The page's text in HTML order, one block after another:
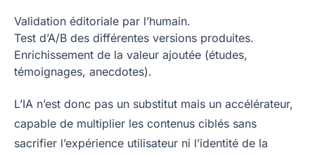
Validation éditoriale par l’humain.
Test d’A/B des différentes versions produites.
Enrichissement de la valeur ajoutée (études,
témoignages, anecdotes).
L’IA n’est donc pas un substitut mais un accélérateur,
capable de multiplier les contenus ciblés sans
sacrifier l’expérience utilisateur ni l’identité de la